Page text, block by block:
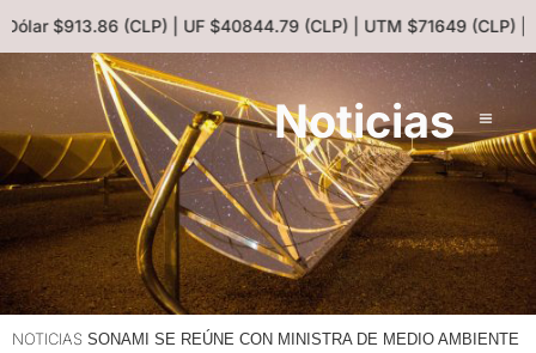
$913.86 (CLP) | UF $40844.79 (CLP) | UTM $71649 (CLP) |
Noticias
NOTICIAS SONAMI SE REÚNE CON MINISTRA DE MEDIO AMBIENTE